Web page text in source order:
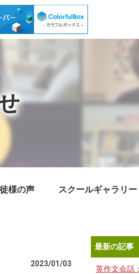
様の声 スクールギャラリー
2023/01/03
最新の記事
英作文会話